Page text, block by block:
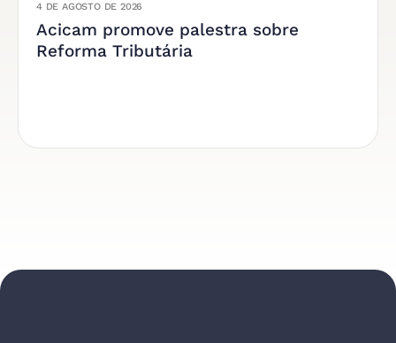
4 DE AGOSTO DE 2026
Acicam promove palestra sobre
Reforma Tributária